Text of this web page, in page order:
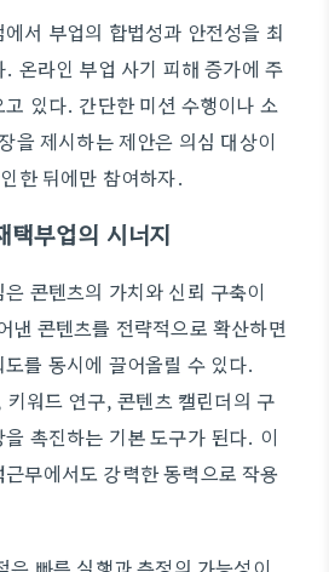
서 부업의 합법성과 안전성을 최
온라인 부업 사기 피해 증가에 주
있다. 간단한 미션 수행이나 소
을 제시하는 제안은 의심 대상이
한 뒤에만 참여하자.
택부업의 시너지
콘텐츠의 가치와 신뢰 구축이
낸 콘텐츠를 전략적으로 확산하면
를 동시에 끌어올릴 수 있다.
워드 연구, 콘텐츠 캘린더의 구
촉진하는 기본 도구가 된다. 이
무에서도 강력한 동력으로 작용